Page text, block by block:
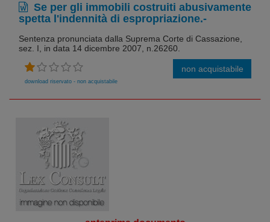
Se per gli immobili costruiti abusivamente
spetta l'indennità di espropriazione.-
Sentenza pronunciata dalla Suprema Corte di Cassazione,
sez. I, in data 14 dicembre 2007, n.26260.
download riservato - non acquistabile
non acquistabile